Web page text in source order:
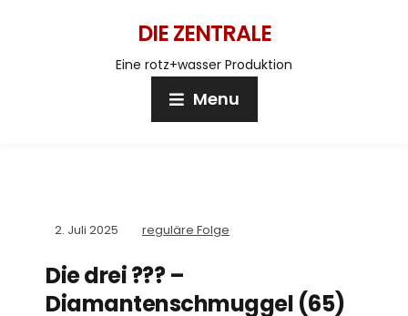
DIE ZENTRALE
Eine rotz+wasser Produktion
Menu
2. Juli 2025 reguläre Folge
Die drei ??? –
Diamantenschmuggel (65)